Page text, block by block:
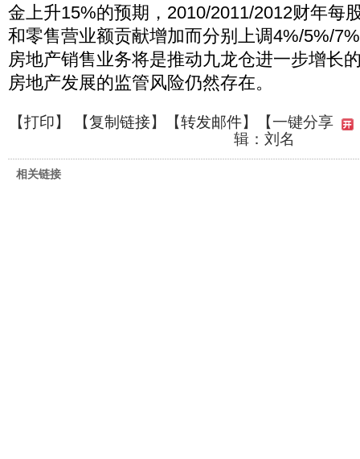
金上升15%的预期，2010/2011/2012财年每
和零售营业额贡献增加而分别上调4%/5%/
房地产销售业务将是推动九龙仓进一步增长
房地产发展的监管风险仍然存在。
【打印】 【复制链接】【转发邮件】
【一键分享
辑：刘名
相关链接